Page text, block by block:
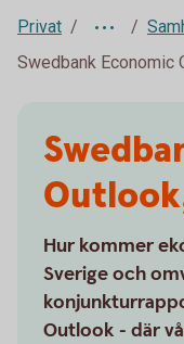
Privat
Swedbank Economic
Hur kommer
Sverige och
Outlook - där